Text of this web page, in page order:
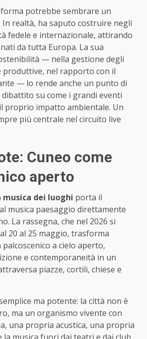
potrebbe sembrare un
In realtà, ha saputo costruire negli
fedele e internazionale, attirando
da tutta Europa. La sua
— nella gestione degli
produttive, nel rapporto con il
— lo rende anche un punto di
su come i grandi eventi
proprio impatto ambientale. Un
più centrale nel circuito live
Cuneo come
aperto
dei luoghi porta il
musica paesaggio direttamente
La rassegna, che nel 2026 si
20 al 25 maggio, trasforma
a cielo aperto,
e contemporaneità in un
piazze, cortili, chiese e
ma potente: la città non è
ma un organismo vivente con
una propria acustica, una propria